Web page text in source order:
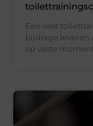
Een vast
bijdrage leveren
op vaste